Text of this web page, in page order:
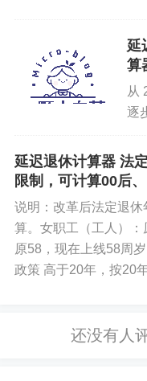
self.prefix
self.suffix
font_style =
延
算
从
逐
定
58
延迟退休计算器 法
限制，可计算00后、
说明：改革后法定退
算。女职工（工人）：
原58，现在上线58周
政策 高于20年，按20